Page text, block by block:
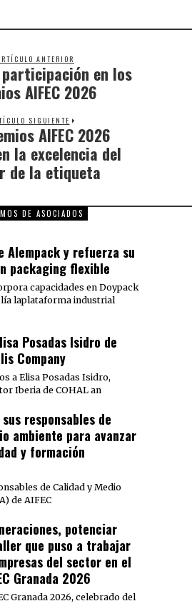
ANTERIOR
en los
AIFEC 2026
SIGUIENTE
AIFEC 2026
la excelencia del
de la etiqueta
DE ASOCIADOS
Alempack y refuerza su
packaging flexible
capacidades en Doypack
laplataforma industrial
Posadas Isidro de
Company
a Elisa Posadas Isidro,
Iberia de COHAL an
responsables de
ambiente para avanzar
y formación
de Calidad y Medio
de AIFEC
potenciar
que puso a trabajar
del sector en el
Granada 2026
Granada 2026, celebrado del